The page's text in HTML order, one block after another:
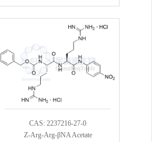
CAS: 2237216-27-0
Z-Arg-Arg-βNA Acetate